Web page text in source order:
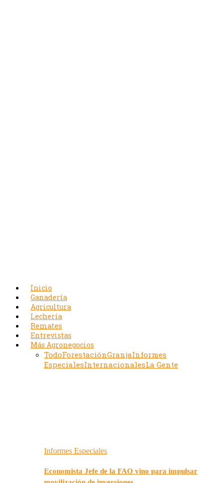
Inicio
Ganadería
Agricultura
Lechería
Remates
Entrevistas
Más Agronegocios
TodoForestaciónGranjaInformes
EspecialesInternacionalesLa Gente
Informes Especiales
Economista Jefe de la FAO vino para impulsar